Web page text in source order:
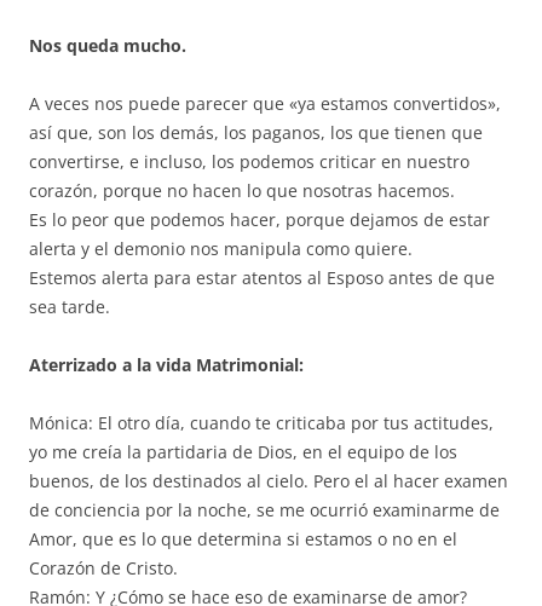
Nos queda mucho.
A veces nos puede parecer que «ya estamos convertidos»,
así que, son los demás, los paganos, los que tienen que
convertirse, e incluso, los podemos criticar en nuestro
corazón, porque no hacen lo que nosotras hacemos.
Es lo peor que podemos hacer, porque dejamos de estar
alerta y el demonio nos manipula como quiere.
Estemos alerta para estar atentos al Esposo antes de que
sea tarde.
Aterrizado a la vida Matrimonial:
Mónica: El otro día, cuando te criticaba por tus actitudes,
yo me creía la partidaria de Dios, en el equipo de los
buenos, de los destinados al cielo. Pero el al hacer examen
de conciencia por la noche, se me ocurrió examinarme de
Amor, que es lo que determina si estamos o no en el
Corazón de Cristo.
Ramón: Y ¿Cómo se hace eso de examinarse de amor?